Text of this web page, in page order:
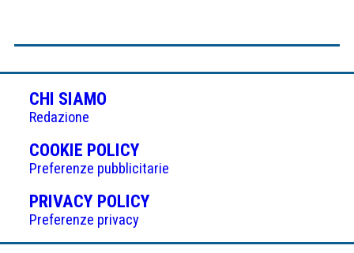
CHI SIAMO
Redazione
COOKIE POLICY(APRE
IN
UNA
NUOVA
Preferenze pubblicitarie
PRIVACY POLICY(APRE
UNA
Preferenze privacy